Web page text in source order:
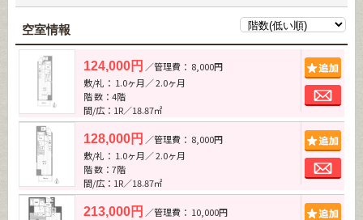
空室情報
124,000円 ／管理費： 8,000円
敷/礼： 1.0ヶ月／ 2.0ヶ月
階 数：4階
間/広：1R／18.87㎡
128,000円 ／管理費： 8,000円
敷/礼： 1.0ヶ月／ 2.0ヶ月
階 数：7階
間/広：1R／18.87㎡
213,000円 ／管理費： 10,000円